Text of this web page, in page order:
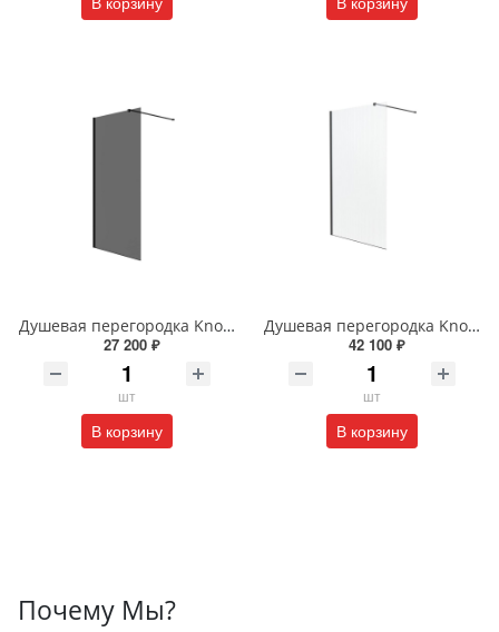
Душевая перегородка Knotlor VELUM ONYX WI100TG0BL 100х200 см черный
27 200 ₽
шт
В корзину
Душевая перегородка Knotlor VELUM RIPPLE WI120CG1GM 120х200 см оружейная сталь
42 100 ₽
шт
В корзину
Почему Мы?